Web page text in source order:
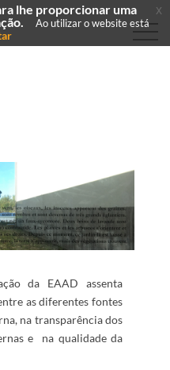
da EAAD assenta
as diferentes fontes
na transparência dos
e
na qualidade da
lhe proporcionar uma
Ao utilizar o website está
x